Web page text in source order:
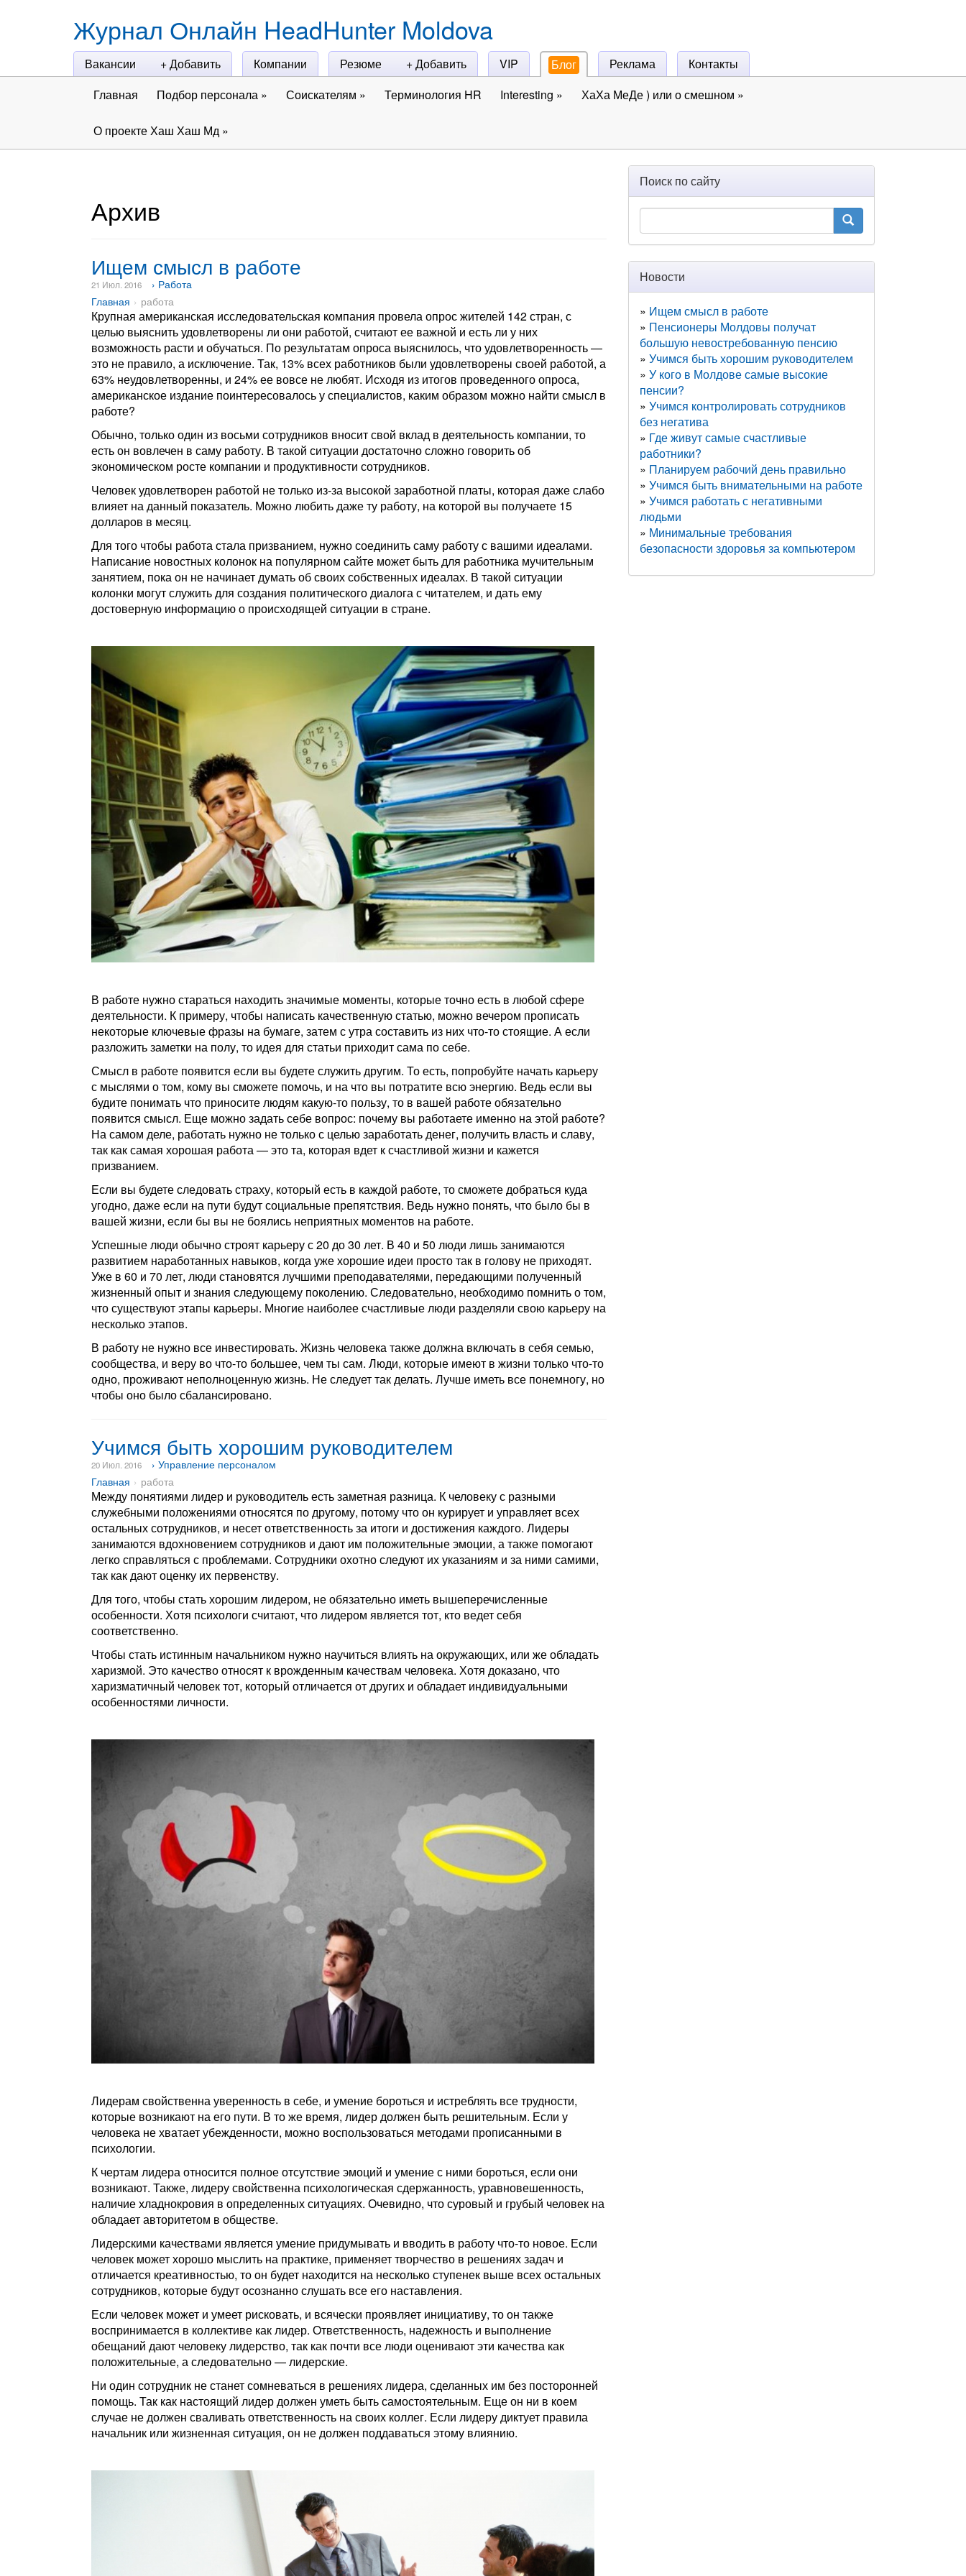
Журнал Онлайн HeadHunter Moldova
Вакансии + Добавить Компании Резюме + Добавить VIP Блог Реклама
Контакты
Главная
Подбор персонала » Соискателям » Терминология HR Interesting » ХаХа МеДе ) или о смешном »
О проекте Хаш Хаш Мд »
Архив
Ищем смысл в работе
21 Июл. 2016
› Работа
Главная
работа
Крупная американская исследовательская компания провела опрос жителей 142 стран, с
целью выяснить удовлетворены ли они работой, считают ее важной и есть ли у них
возможность расти и обучаться. По результатам опроса выяснилось, что удовлетворенность —
это не правило, а исключение. Так, 13% всех работников были удовлетворены своей работой, а
63% неудовлетворенны, и 24% ее вовсе не любят. Исходя из итогов проведенного опроса,
американское издание поинтересовалось у специалистов, каким образом можно найти смысл в
работе?
Обычно, только один из восьми сотрудников вносит свой вклад в деятельность компании, то
есть он вовлечен в саму работу. В такой ситуации достаточно сложно говорить об
экономическом росте компании и продуктивности сотрудников.
Человек удовлетворен работой не только из-за высокой заработной платы, которая даже слабо
влияет на данный показатель. Можно любить даже ту работу, на которой вы получаете 15
долларов в месяц.
Для того чтобы работа стала призванием, нужно соединить саму работу с вашими идеалами.
Написание новостных колонок на популярном сайте может быть для работника мучительным
занятием, пока он не начинает думать об своих собственных идеалах. В такой ситуации
колонки могут служить для создания политического диалога с читателем, и дать ему
достоверную информацию о происходящей ситуации в стране.
В работе нужно стараться находить значимые моменты, которые точно есть в любой сфере
деятельности. К примеру, чтобы написать качественную статью, можно вечером прописать
некоторые ключевые фразы на бумаге, затем с утра составить из них что-то стоящие. А если
разложить заметки на полу, то идея для статьи приходит сама по себе.
Смысл в работе появится если вы будете служить другим. То есть, попробуйте начать карьеру
с мыслями о том, кому вы сможете помочь, и на что вы потратите всю энергию. Ведь если вы
будите понимать что приносите людям какую-то пользу, то в вашей работе обязательно
появится смысл. Еще можно задать себе вопрос: почему вы работаете именно на этой работе?
На самом деле, работать нужно не только с целью заработать денег, получить власть и славу,
так как самая хорошая работа — это та, которая вдет к счастливой жизни и кажется
призванием.
Если вы будете следовать страху, который есть в каждой работе, то сможете добраться куда
угодно, даже если на пути будут социальные препятствия. Ведь нужно понять, что было бы в
вашей жизни, если бы вы не боялись неприятных моментов на работе.
Успешные люди обычно строят карьеру с 20 до 30 лет. В 40 и 50 люди лишь занимаются
развитием наработанных навыков, когда уже хорошие идеи просто так в голову не приходят.
Уже в 60 и 70 лет, люди становятся лучшими преподавателями, передающими полученный
жизненный опыт и знания следующему поколению. Следовательно, необходимо помнить о том,
что существуют этапы карьеры. Многие наиболее счастливые люди разделяли свою карьеру на
несколько этапов.
В работу не нужно все инвестировать. Жизнь человека также должна включать в себя семью,
сообщества, и веру во что-то большее, чем ты сам. Люди, которые имеют в жизни только что-то
одно, проживают неполноценную жизнь. Не следует так делать. Лучше иметь все понемногу, но
чтобы оно было сбалансировано.
Учимся быть хорошим руководителем
20 Июл. 2016
› Управление персоналом
Главная
работа
Между понятиями лидер и руководитель есть заметная разница. К человеку с разными
служебными положениями относятся по другому, потому что он курирует и управляет всех
остальных сотрудников, и несет ответственность за итоги и достижения каждого. Лидеры
занимаются вдохновением сотрудников и дают им положительные эмоции, а также помогают
легко справляться с проблемами. Сотрудники охотно следуют их указаниям и за ними самими,
так как дают оценку их первенству.
Для того, чтобы стать хорошим лидером, не обязательно иметь вышеперечисленные
особенности. Хотя психологи считают, что лидером является тот, кто ведет себя
соответственно.
Чтобы стать истинным начальником нужно научиться влиять на окружающих, или же обладать
харизмой. Это качество относят к врожденным качествам человека. Хотя доказано, что
харизматичный человек тот, который отличается от других и обладает индивидуальными
особенностями личности.
Лидерам свойственна уверенность в себе, и умение бороться и истреблять все трудности,
которые возникают на его пути. В то же время, лидер должен быть решительным. Если у
человека не хватает убежденности, можно воспользоваться методами прописанными в
психологии.
К чертам лидера относится полное отсутствие эмоций и умение с ними бороться, если они
возникают. Также, лидеру свойственна психологическая сдержанность, уравновешенность,
наличие хладнокровия в определенных ситуациях. Очевидно, что суровый и грубый человек на
обладает авторитетом в обществе.
Лидерскими качествами является умение придумывать и вводить в работу что-то новое. Если
человек может хорошо мыслить на практике, применяет творчество в решениях задач и
отличается креативностью, то он будет находится на несколько ступенек выше всех остальных
сотрудников, которые будут осознанно слушать все его наставления.
Если человек может и умеет рисковать, и всячески проявляет инициативу, то он также
воспринимается в коллективе как лидер. Ответственность, надежность и выполнение
обещаний дают человеку лидерство, так как почти все люди оценивают эти качества как
положительные, а следовательно — лидерские.
Ни один сотрудник не станет сомневаться в решениях лидера, сделанных им без посторонней
помощь. Так как настоящий лидер должен уметь быть самостоятельным. Еще он ни в коем
случае не должен сваливать ответственность на своих коллег. Если лидеру диктует правила
начальник или жизненная ситуация, он не должен поддаваться этому влиянию.
Поиск по сайту
Новости
Ищем смысл в работе
Пенсионеры Молдовы получат
большую невостребованную пенсию
Учимся быть хорошим руководителем
У кого в Молдове самые высокие
пенсии?
Учимся контролировать сотрудников
без негатива
Где живут самые счастливые
работники?
Планируем рабочий день правильно
Учимся быть внимательными на работе
Учимся работать с негативными
людьми
Минимальные требования
безопасности здоровья за компьютером